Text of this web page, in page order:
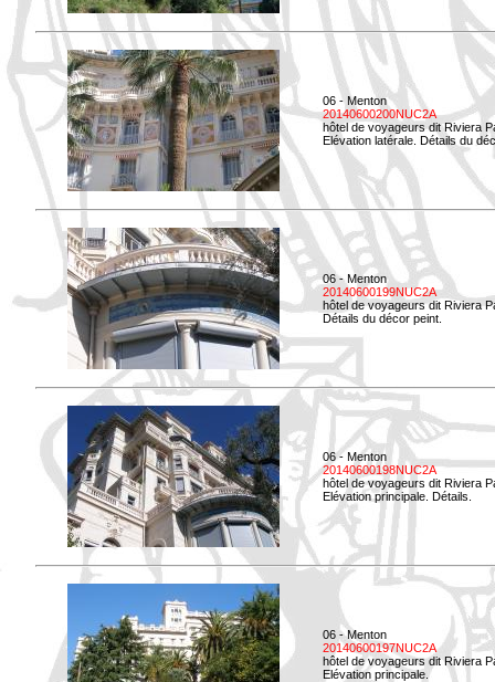
06 - Menton
20140600200NUC2A
hôtel de voyageurs dit Riviera
Elévation latérale. Détails du
06 - Menton
20140600199NUC2A
hôtel de voyageurs dit Riviera
Détails du décor peint.
06 - Menton
20140600198NUC2A
hôtel de voyageurs dit Riviera
Elévation principale. Détails.
06 - Menton
20140600197NUC2A
hôtel de voyageurs dit Riviera
Elévation principale.